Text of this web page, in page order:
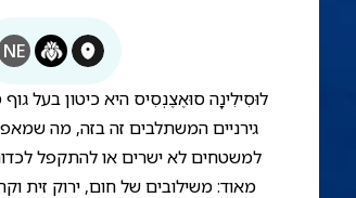
NE
לוּסִילִינָה סוּאֶצֶנְסִיס היא כיטון בעל גוף
גירניים המשתלבים זה בזה, מה
למשטחים לא ישרים או להתקפל
מאוד: משילובים של חום, ירוק זית